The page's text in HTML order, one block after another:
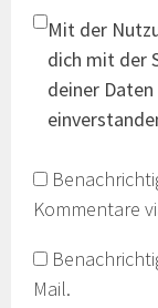
Mit der
dich mit der
deiner
Kommentare
Mail.